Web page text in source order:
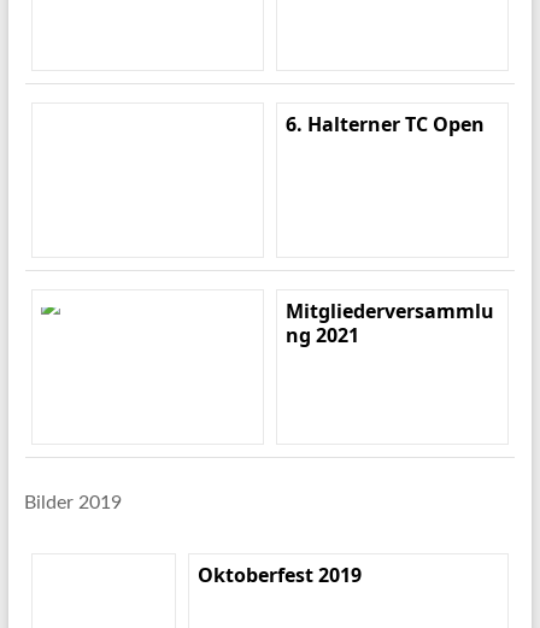
6. Halterner TC Open
Mitgliederversammlu
ng 2021
Bilder 2019
Oktoberfest 2019